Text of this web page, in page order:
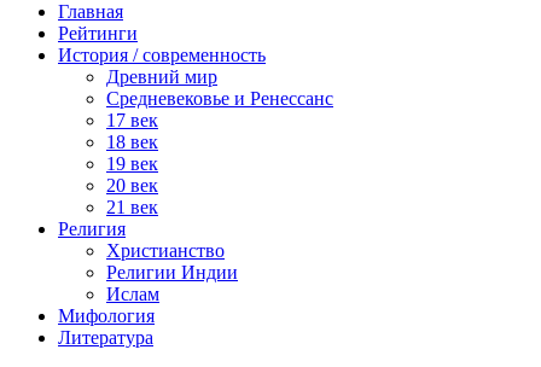
Главная
Рейтинги
История / современность
Древний мир
Средневековье и Ренессанс
17 век
18 век
19 век
20 век
21 век
Религия
Христианство
Религии Индии
Ислам
Мифология
Литература